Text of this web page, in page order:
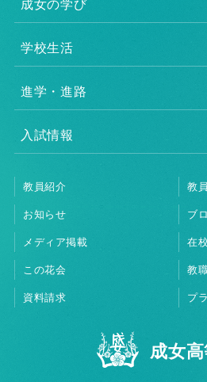
成女の学び
学校生活
進学・進路
入試情報
教員紹介 教
お知らせ ブ
メディア掲載 在
この花会 教
資料請求 プ
成女